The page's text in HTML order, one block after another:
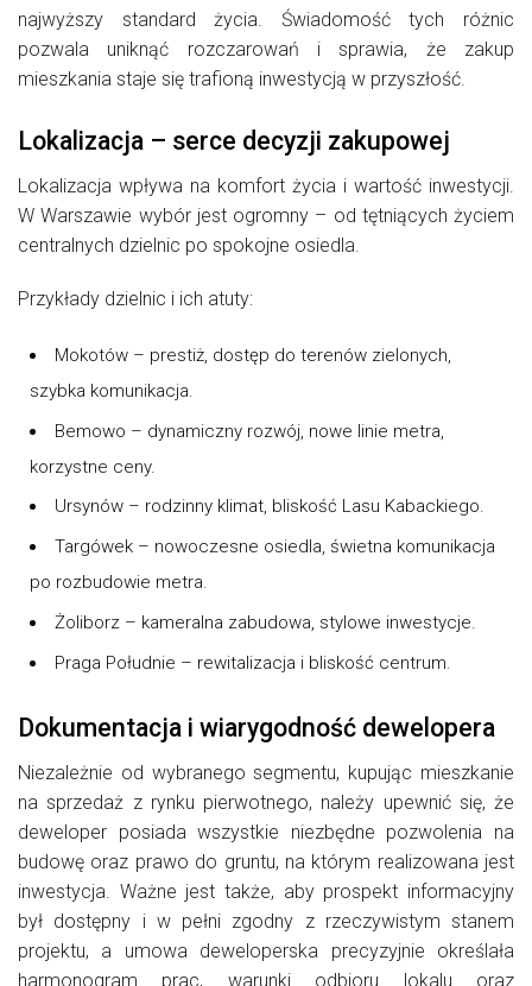
najwyższy standard życia. Świadomość tych różnic
pozwala uniknąć rozczarowań i sprawia, że zakup
mieszkania staje się trafioną inwestycją w przyszłość.
Lokalizacja – serce decyzji zakupowej
Lokalizacja wpływa na komfort życia i wartość inwestycji.
W Warszawie wybór jest ogromny – od tętniących życiem
centralnych dzielnic po spokojne osiedla.
Przykłady dzielnic i ich atuty:
Mokotów – prestiż, dostęp do terenów zielonych,
szybka komunikacja.
Bemowo – dynamiczny rozwój, nowe linie metra,
korzystne ceny.
Ursynów – rodzinny klimat, bliskość Lasu Kabackiego.
Targówek – nowoczesne osiedla, świetna komunikacja
po rozbudowie metra.
Żoliborz – kameralna zabudowa, stylowe inwestycje.
Praga Południe – rewitalizacja i bliskość centrum.
Dokumentacja i wiarygodność dewelopera
Niezależnie od wybranego segmentu, kupując mieszkanie
na sprzedaż z rynku pierwotnego, należy upewnić się, że
deweloper posiada wszystkie niezbędne pozwolenia na
budowę oraz prawo do gruntu, na którym realizowana jest
inwestycja. Ważne jest także, aby prospekt informacyjny
był dostępny i w pełni zgodny z rzeczywistym stanem
projektu, a umowa deweloperska precyzyjnie określała
harmonogram prac, warunki odbioru lokalu oraz